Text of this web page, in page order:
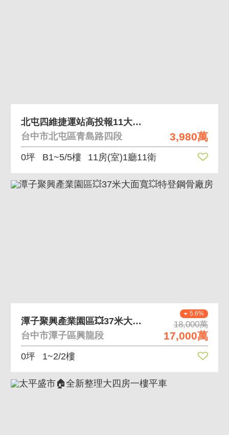
3,980萬
北屯四維捷運站高投報11大透套
台中市北屯區青島路四段
0坪 B1~5/5樓 11房(室)1廳11衛
5.6%
18,000萬
17,000萬
潭子聚興產業園區💥37米大面寬💥特登鋼骨廠房
台中市潭子區興龍段
0坪 1~2/2樓